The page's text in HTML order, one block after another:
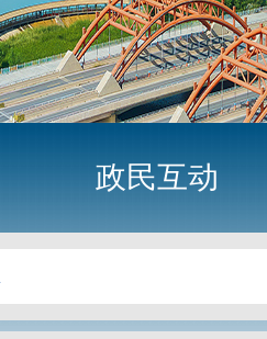
政民互动